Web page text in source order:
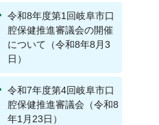
令和8年度第1回岐阜市口
腔保健推進審議会の開催
について（令和8年8月3
日）
令和7年度第4回岐阜市口
腔保健推進審議会（令和8
年1月23日）